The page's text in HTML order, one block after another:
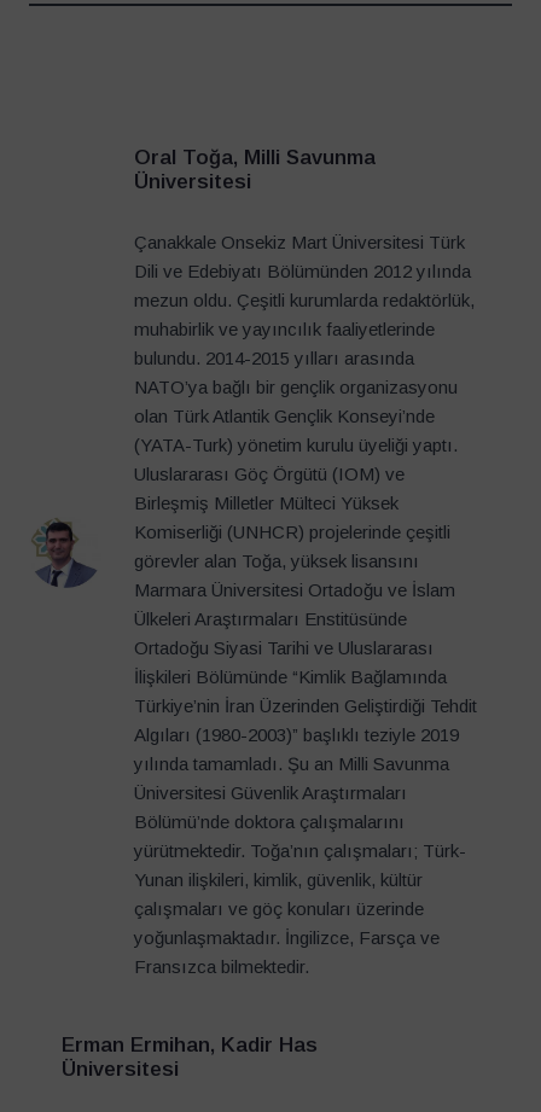
Oral Toğa, Milli Savunma
Üniversitesi
Çanakkale Onsekiz Mart Üniversitesi Türk
Dili ve Edebiyatı Bölümünden 2012 yılında
mezun oldu. Çeşitli kurumlarda redaktörlük,
muhabirlik ve yayıncılık faaliyetlerinde
bulundu. 2014-2015 yılları arasında
NATO’ya bağlı bir gençlik organizasyonu
olan Türk Atlantik Gençlik Konseyi’nde
(YATA-Turk) yönetim kurulu üyeliği yaptı.
Uluslararası Göç Örgütü (IOM) ve
Birleşmiş Milletler Mülteci Yüksek
Komiserliği (UNHCR) projelerinde çeşitli
görevler alan Toğa, yüksek lisansını
Marmara Üniversitesi Ortadoğu ve İslam
Ülkeleri Araştırmaları Enstitüsünde
Ortadoğu Siyasi Tarihi ve Uluslararası
İlişkileri Bölümünde “Kimlik Bağlamında
Türkiye’nin İran Üzerinden Geliştirdiği Tehdit
Algıları (1980-2003)” başlıklı teziyle 2019
yılında tamamladı. Şu an Milli Savunma
Üniversitesi Güvenlik Araştırmaları
Bölümü’nde doktora çalışmalarını
yürütmektedir. Toğa’nın çalışmaları; Türk-
Yunan ilişkileri, kimlik, güvenlik, kültür
çalışmaları ve göç konuları üzerinde
yoğunlaşmaktadır. İngilizce, Farsça ve
Fransızca bilmektedir.
Erman Ermihan, Kadir Has
Üniversitesi